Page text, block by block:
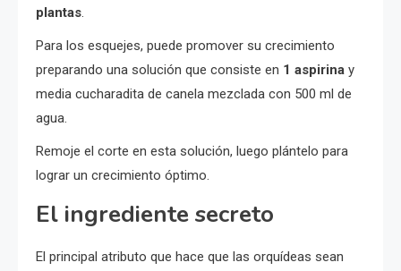
plantas.
Para los esquejes, puede promover su crecimiento
preparando una solución que consiste en 1 aspirina y
media cucharadita de canela mezclada con 500 ml de
agua.
Remoje el corte en esta solución, luego plántelo para
lograr un crecimiento óptimo.
El ingrediente secreto
El principal atributo que hace que las orquídeas sean